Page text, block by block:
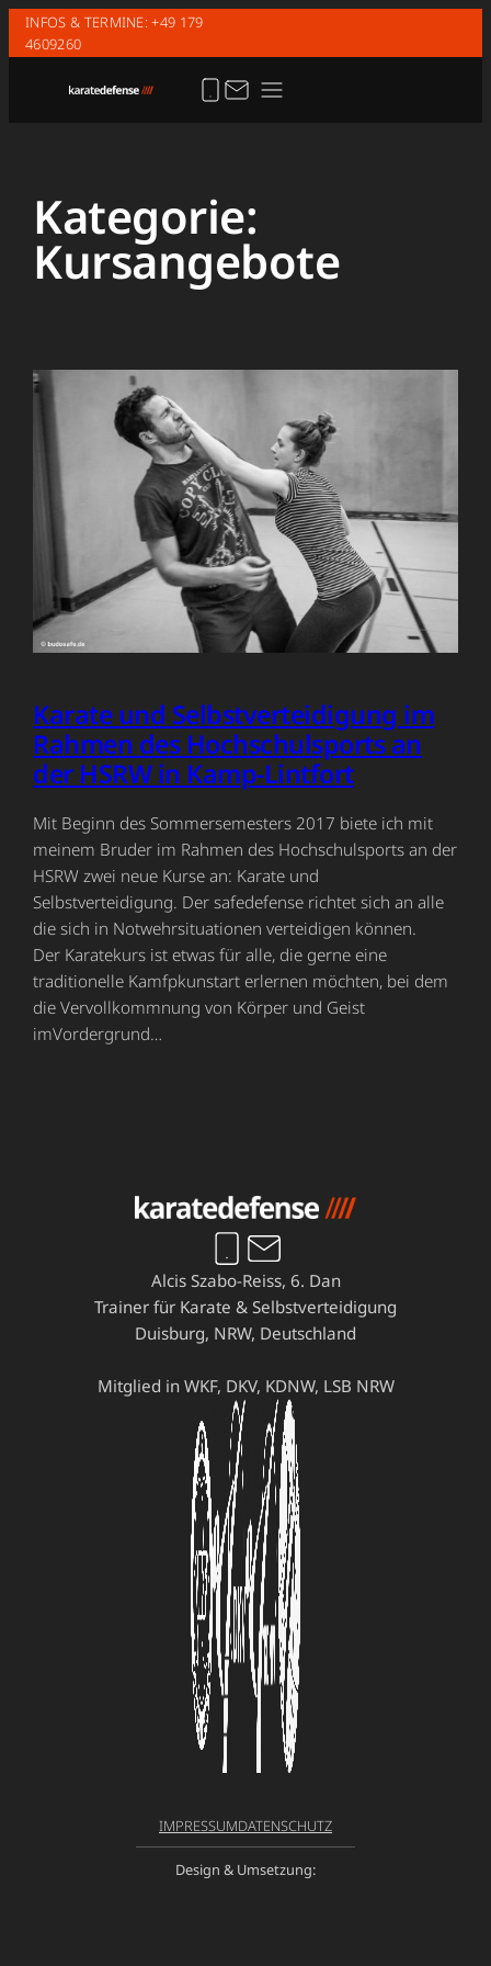
Zum
Inhalt
INFOS & TERMINE: +49 179
4609260
Kategorie:
Kursangebote
Karate und Selbstverteidigung im
Rahmen des Hochschulsports an
der HSRW in Kamp-Lintfort
Mit Beginn des Sommersemesters 2017 biete ich mit
meinem Bruder im Rahmen des Hochschulsports an der
HSRW zwei neue Kurse an: Karate und
Selbstverteidigung. Der safedefense richtet sich an alle
die sich in Notwehrsituationen verteidigen können.
Der Karatekurs ist etwas für alle, die gerne eine
traditionelle Kamfpkunstart erlernen möchten, bei dem
die Vervollkommnung von Körper und Geist
imVordergrund…
Alcis Szabo-Reiss, 6. Dan
Trainer für Karate & Selbstverteidigung
Duisburg, NRW, Deutschland
Mitglied in WKF, DKV, KDNW, LSB NRW
IMPRESSUMDATENSCHUTZ
Design & Umsetzung: